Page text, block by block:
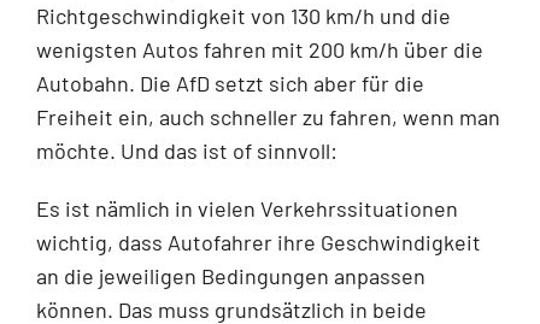
Richtgeschwindigkeit von 130 km/h und die
wenigsten Autos fahren mit 200 km/h über die
Autobahn. Die AfD setzt sich aber für die
Freiheit ein, auch schneller zu fahren, wenn man
möchte. Und das ist of sinnvoll:
Es ist nämlich in vielen Verkehrssituationen
wichtig, dass Autofahrer ihre Geschwindigkeit
an die jeweiligen Bedingungen anpassen
können. Das muss grundsätzlich in beide